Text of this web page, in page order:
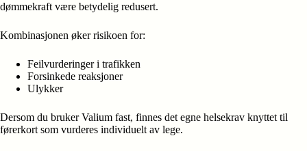
dømmekraft være betydelig redusert.
Kombinasjonen øker risikoen for:
Feilvurderinger i trafikken
Forsinkede reaksjoner
Ulykker
Dersom du bruker Valium fast, finnes det egne helsekrav knyttet til
førerkort som vurderes individuelt av lege.